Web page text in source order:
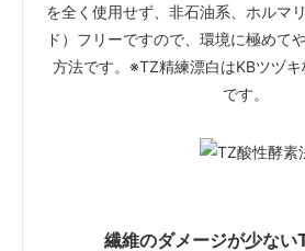
を全く使用せず、非石油系、ホルマ
ド）フリーですので、環境に極めて
方法です。※TZ精練漂白はKBツヅ
です。
繊維のダメージが少な